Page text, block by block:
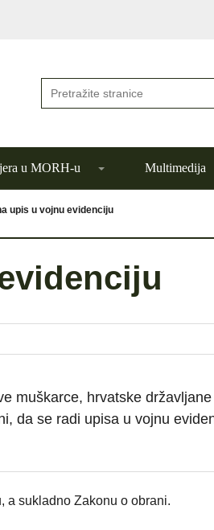
u MORH-u Multimedija
upis u vojnu evidenciju
muškarce, hrvatske
da se radi upisa u vojnu
a sukladno Zakonu o obrani.